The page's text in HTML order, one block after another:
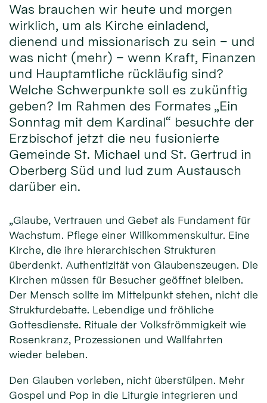
Was brauchen wir heute und morgen
wirklich, um als Kirche einladend,
dienend und missionarisch zu sein – und
was nicht (mehr) – wenn Kraft, Finanzen
und Hauptamtliche rückläufig sind?
Welche Schwerpunkte soll es zukünftig
geben? Im Rahmen des Formates „Ein
Sonntag mit dem Kardinal“ besuchte der
Erzbischof jetzt die neu fusionierte
Gemeinde St. Michael und St. Gertrud in
Oberberg Süd und lud zum Austausch
darüber ein.
„Glaube, Vertrauen und Gebet als Fundament für
Wachstum. Pflege einer Willkommenskultur. Eine
Kirche, die ihre hierarchischen Strukturen
überdenkt. Authentizität von Glaubenszeugen. Die
Kirchen müssen für Besucher geöffnet bleiben.
Der Mensch sollte im Mittelpunkt stehen, nicht die
Strukturdebatte. Lebendige und fröhliche
Gottesdienste. Rituale der Volksfrömmigkeit wie
Rosenkranz, Prozessionen und Wallfahrten
wieder beleben.
Den Glauben vorleben, nicht überstülpen. Mehr
Gospel und Pop in die Liturgie integrieren und